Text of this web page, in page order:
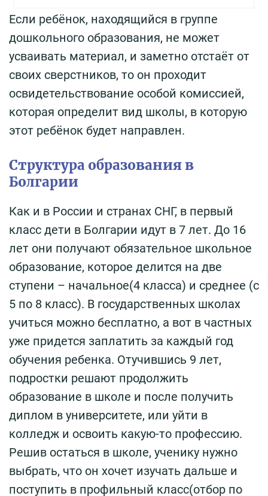
Если ребёнок, находящийся в группе
дошкольного образования, не может
усваивать материал, и заметно отстаёт от
своих сверстников, то он проходит
освидетельствование особой комиссией,
которая определит вид школы, в которую
этот ребёнок будет направлен.
Структура образования в
Болгарии
Как и в России и странах СНГ, в первый
класс дети в Болгарии идут в 7 лет. До 16
лет они получают обязательное школьное
образование, которое делится на две
ступени – начальное(4 класса) и среднее (с
5 по 8 класс). В государственных школах
учиться можно бесплатно, а вот в частных
уже придется заплатить за каждый год
обучения ребенка. Отучившись 9 лет,
подростки решают продолжить
образование в школе и после получить
диплом в университете, или уйти в
колледж и освоить какую-то профессию.
Решив остаться в школе, ученику нужно
выбрать, что он хочет изучать дальше и
поступить в профильный класс(отбор по